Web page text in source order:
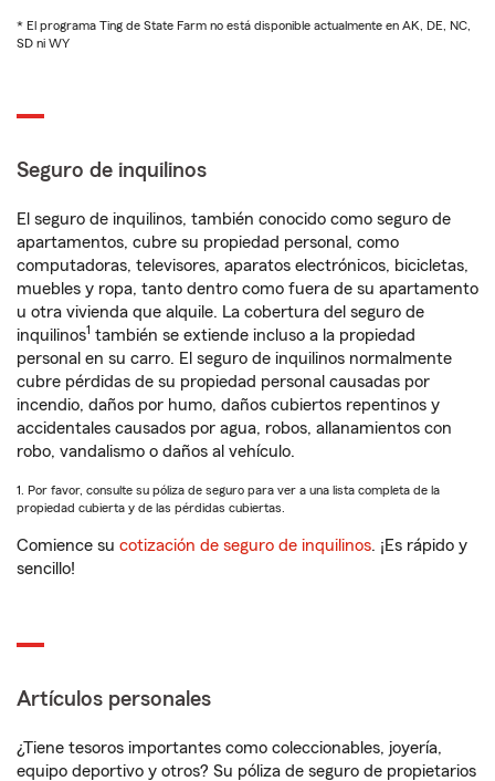
* El programa Ting de State Farm no está disponible actualmente en AK, DE, NC,
SD ni WY
Seguro de inquilinos
El seguro de inquilinos, también conocido como seguro de
apartamentos, cubre su propiedad personal, como
computadoras, televisores, aparatos electrónicos, bicicletas,
muebles y ropa, tanto dentro como fuera de su apartamento
u otra vivienda que alquile. La cobertura del seguro de
inquilinos1 también se extiende incluso a la propiedad
personal en su carro. El seguro de inquilinos normalmente
cubre pérdidas de su propiedad personal causadas por
incendio, daños por humo, daños cubiertos repentinos y
accidentales causados por agua, robos, allanamientos con
robo, vandalismo o daños al vehículo.
1. Por favor, consulte su póliza de seguro para ver a una lista completa de la
propiedad cubierta y de las pérdidas cubiertas.
Comience su cotización de seguro de inquilinos. ¡Es rápido y
sencillo!
Artículos personales
¿Tiene tesoros importantes como coleccionables, joyería,
equipo deportivo y otros? Su póliza de seguro de propietarios